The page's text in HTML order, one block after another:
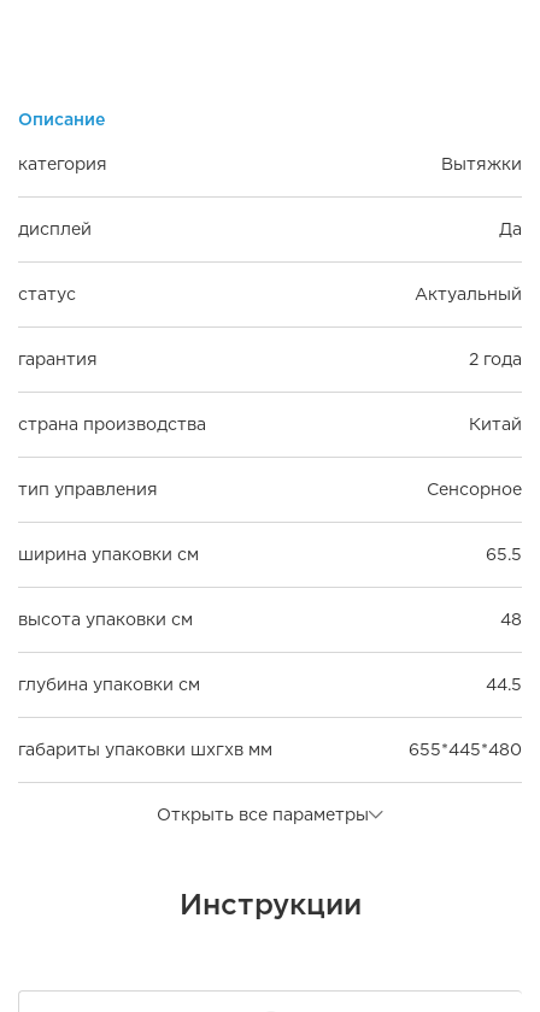
Описание
категория Вытяжки
дисплей Да
статус Актуальный
гарантия 2 года
страна производства Китай
тип управления Сенсорное
ширина упаковки см 65.5
высота упаковки см 48
глубина упаковки см 44.5
габариты упаковки шxгxв мм 655*445*480
Открыть все параметры
Инструкции